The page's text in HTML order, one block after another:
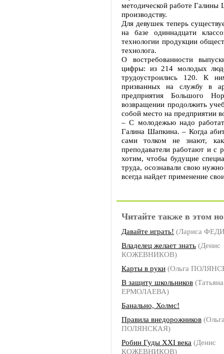
методической работе Галины
производству.
Для девушек теперь
на базе одиннадцати
технологии продукции
технолога.
О востребованности
цифры: из 214 молодых
трудоустроились 120. К
призванных на службу в
предприятия Большого
возвращении продолжить
собой место на предприятии
– С молодежью надо
Галина Шапкина. – Когда
сами толком не знают,
преподаватели работают и
хотим, чтобы будущие
труда, осознавали свою
всегда найдет применение
Читайте также в этом
Давайте играть! (Лариса
Владелец желает знать (Денис
КОЖЕВНИКОВ)
Карты в руки (Ольга
В защиту школьников (Татьяна
ЕРМОЛАЕВА)
Банально, Холмс!
Правила внедорожников
ПОЛЯНСКАЯ)
Робин Гуды ХХI века (Денис
КОЖЕВНИКОВ)